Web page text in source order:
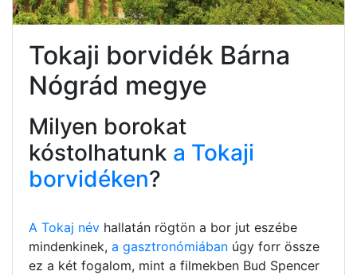
Tokaji borvidék Bárna
Nógrád megye
Milyen borokat
kóstolhatunk a Tokaji
borvidéken?
A Tokaj név hallatán rögtön a bor jut eszébe
mindenkinek, a gasztronómiában úgy forr össze
ez a két fogalom, mint a filmekben Bud Spencer